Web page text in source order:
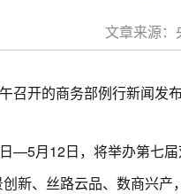
文章来源
开的商务部例行新闻发布
月12日，将举办第七届双
新、丝路云品、数商兴产